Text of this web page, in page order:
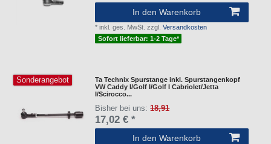
In den Warenkorb
*inkl. ges. MwSt. zzgl.Versandkosten
Sofort lieferbar: 1-2 Tage*
Sonderangebot
Ta Technix Spurstange inkl. Spurstangenkopf
VW Caddy I/Golf I/Golf I Cabriolet/Jetta
I/Scirocco...
Bisher bei uns:18,91
17,02 € *
In den Warenkorb